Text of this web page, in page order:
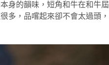
身的韻味，短角和牛在和牛屆
多，品嚐起來卻不會太過頭，